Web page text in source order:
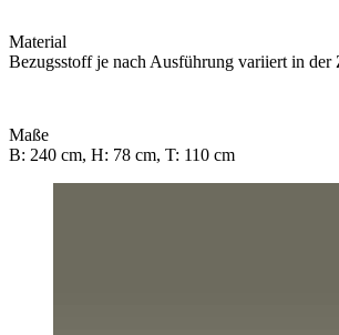
Material
Bezugsstoff je nach Ausführung variiert in der
Maße
B: 240 cm, H: 78 cm, T: 110 cm